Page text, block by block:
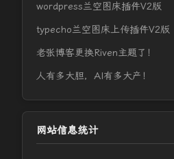
wordpress兰空图床插件V2版
typecho兰空图床上传插件V2版
老张博客更换Riven主题了！
人有多大胆，AI有多大产！
网站信息统计